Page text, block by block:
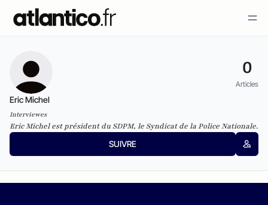
0
Articles
Eric Michel
Interviewes
Eric Michel est président du SDPM, le Syndicat de la Police Nationale.
SUIVRE